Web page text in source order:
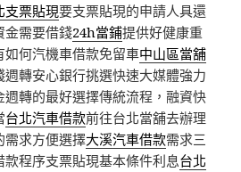
支票貼現要支票貼現的申請人具還
金需要借錢24h當鋪提供好健康重
何汽機車借款免留車中山區當舖
轉安心銀行挑選快速大媒體強力
週轉的最好選擇傳統流程，融資快
台北汽車借款前往台北當舖去辦理
需求方便選擇大溪汽車借款需求三
程序支票貼現基本條件利息台北